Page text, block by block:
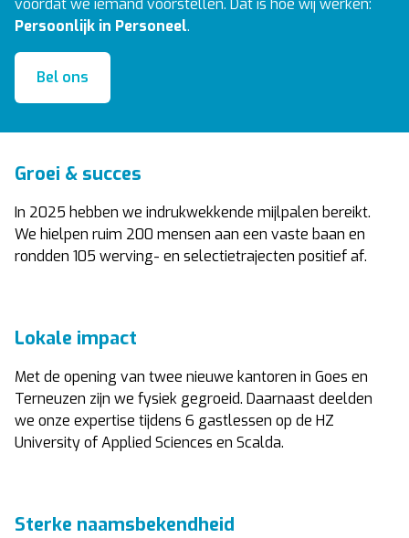
voordat we iemand voorstellen. Dat is hoe wij werken:
Persoonlijk in Personeel.
Bel ons
Groei & succes
In 2025 hebben we indrukwekkende mijlpalen bereikt.
We hielpen ruim 200 mensen aan een vaste baan en
rondden 105 werving- en selectietrajecten positief af.
Lokale impact
Met de opening van twee nieuwe kantoren in Goes en
Terneuzen zijn we fysiek gegroeid. Daarnaast deelden
we onze expertise tijdens 6 gastlessen op de HZ
University of Applied Sciences en Scalda.
Sterke naamsbekendheid